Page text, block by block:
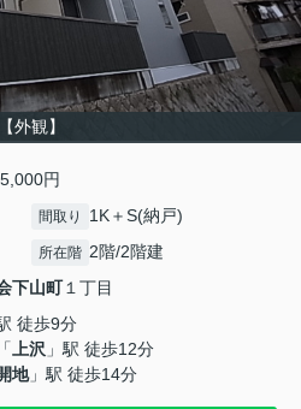
【外観】
円
間取り 1K＋S(納戸)
所在階 2階/2階建
下山町１丁目
徒歩9分
「上沢 」駅 徒歩12分
地」駅 徒歩14分